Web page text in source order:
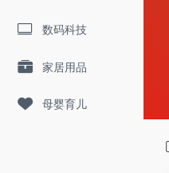
数码科技
家居用品
母婴育儿